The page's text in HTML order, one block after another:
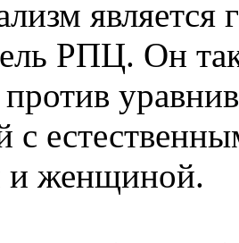
РПЦ. Он
с
женщиной.